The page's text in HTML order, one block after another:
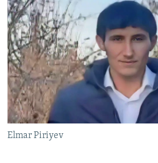
Elmar Piriyev